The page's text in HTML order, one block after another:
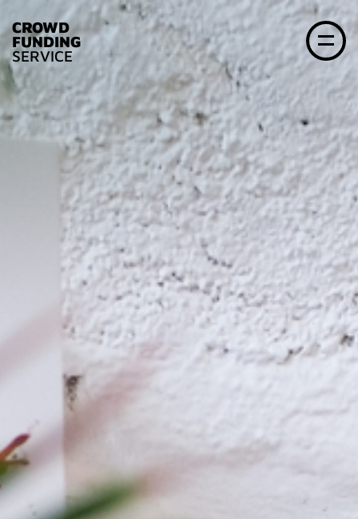
CROWD
FUNDING
SERVICE